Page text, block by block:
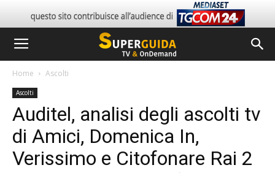
Home Ascolti
Ascolti
Auditel, analisi degli ascolti tv
di Amici, Domenica In,
Verissimo e Citofonare Rai 2